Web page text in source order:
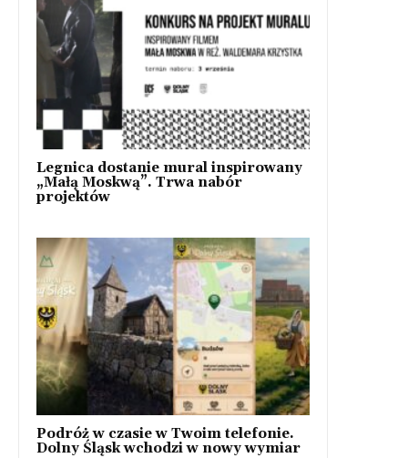
Legnica dostanie mural inspirowany
„Małą Moskwą”. Trwa nabór
projektów
Podróż w czasie w Twoim telefonie.
Dolny Śląsk wchodzi w nowy wymiar